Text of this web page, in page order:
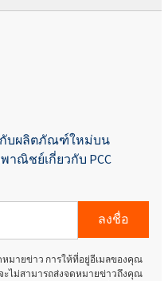
กับผลิตภัณฑ์ใหม่บน
ณิชย์เกี่ยวกับ PCC
ลงชื่อ
มายข่าว การให้ที่อยู่อีเมลของคุณ
ะไม่สามารถส่งจดหมายข่าวถึงคุณ